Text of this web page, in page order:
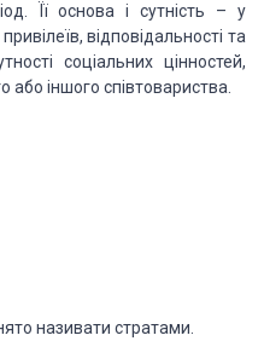
Її основа і сутність – у
відповідальності та
соціальних цінностей,
або іншого співтовариства.
називати стратами.